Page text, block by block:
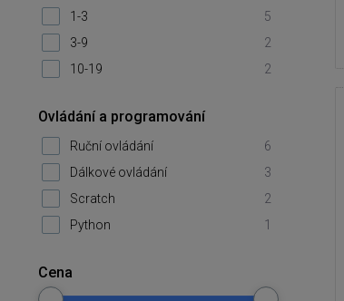
1-3
5
3-9
2
10-19
2
Ovládání a programování
Ruční ovládání
6
Dálkové ovládání
3
Scratch
2
Python
1
Cena